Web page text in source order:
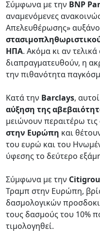
Σύμφωνα με την BNP
αναμενόμενες
Απελευθέρωσης»
ΗΠΑ. Ακόμα κι αν
διαπραγματευθούν, η
την πιθανότητα
Κατά την Barclays,
αύξηση της
μειώνουν περαιτέρω τις
στην Ευρώπη και
του ευρώ και του
ύφεσης το δεύτερο
Σύμφωνα με την
Τραμπ στην Ευρώπη,
δασμολογικών
τους δασμούς του 10%
τιμολογηθεί.